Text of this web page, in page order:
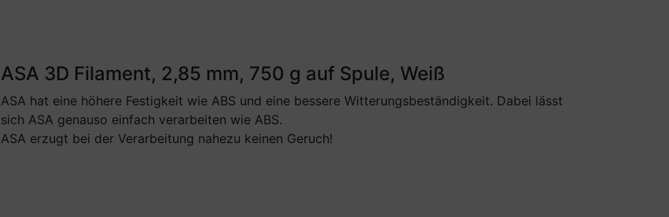
ASA 3D Filament, 2,85 mm, 750 g auf Spule, Weiß
ASA hat eine höhere Festigkeit wie ABS und eine bessere Witterungsbeständigkeit. Dabei lässt
sich ASA genauso einfach verarbeiten wie ABS.
ASA erzugt bei der Verarbeitung nahezu keinen Geruch!